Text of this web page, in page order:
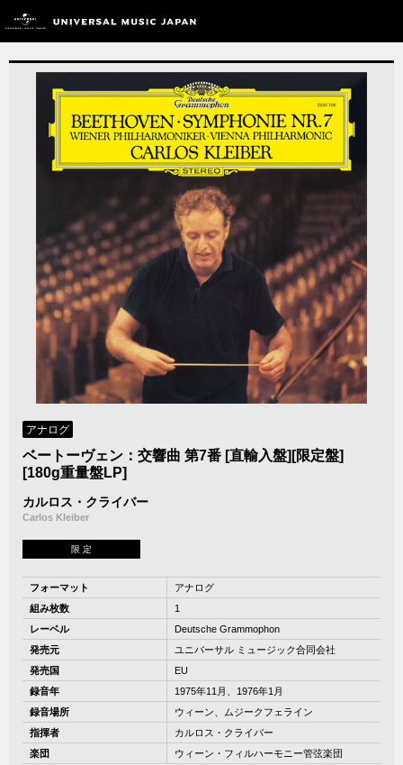
アナログ
ベートーヴェン：交響曲 第7番 [直輸入盤][限定盤]
[180g重量盤LP]
カルロス・クライバー
Carlos Kleiber
限 定
フォーマット
アナログ
組み枚数
1
レーベル
Deutsche Grammophon
発売元
ユニバーサル ミュージック合同会社
発売国
EU
録音年
1975年11月、1976年1月
録音場所
ウィーン、ムジークフェライン
指揮者
カルロス・クライバー
楽団
ウィーン・フィルハーモニー管弦楽団